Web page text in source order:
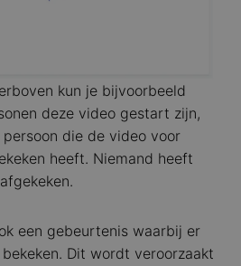
kun je bijvoorbeeld
deze video gestart zijn,
die de video voor
heeft. Niemand heeft
een gebeurtenis waarbij er
Dit wordt veroorzaakt